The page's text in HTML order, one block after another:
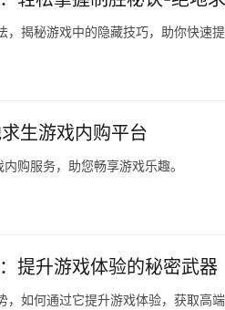
揭秘游戏中的隐藏技巧，助你快速
生游戏内购平台
购服务，助您畅享游戏乐趣。
提升游戏体验的秘密武器
如何通过它提升游戏体验，获取高